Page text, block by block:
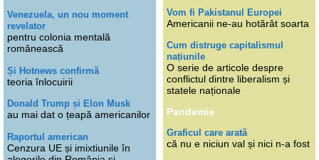
Venezuela, un nou moment
revelator
pentru colonia mentală
românească
Și Hotnews confirmă
teoria înlocuirii
Donald Trump și Elon Musk
au mai dat o țeapă americanilor
Raportul american
Cenzura UE și imixtiunile în
Vom fi Pakistanul Europei
Americanii ne-au hotărât soarta
Cum distruge capitalismul
națiunile
O serie de articole despre
conflictul dintre liberalism și
statele naționale
Pandemie
Graficul care arată
că nu e niciun val și nici n-a fost